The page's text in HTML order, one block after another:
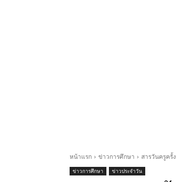
หน้าแรก ข่าวการศึกษา สารวันครูครั้
ข่าวการศึกษา ข่าวประจำวัน